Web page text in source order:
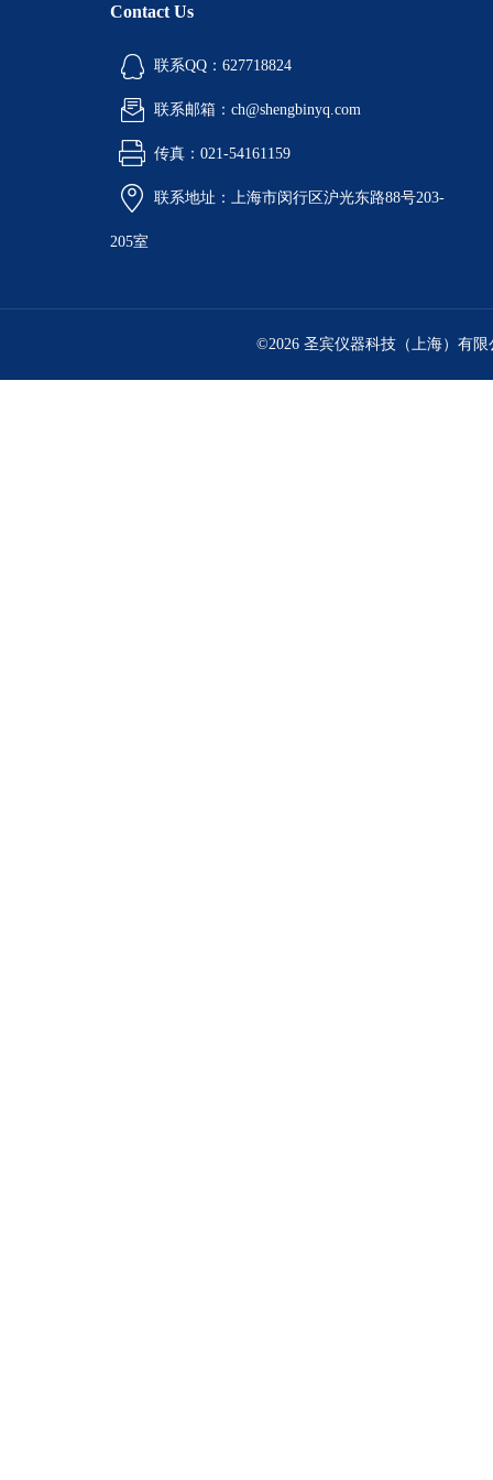
Contact Us
联系QQ：627718824
联系邮箱：ch@shengbinyq.com
传真：021-54161159
联系地址：上海市闵行区沪光东路88号203-
205室
©2026 圣宾仪器科技（上海）有